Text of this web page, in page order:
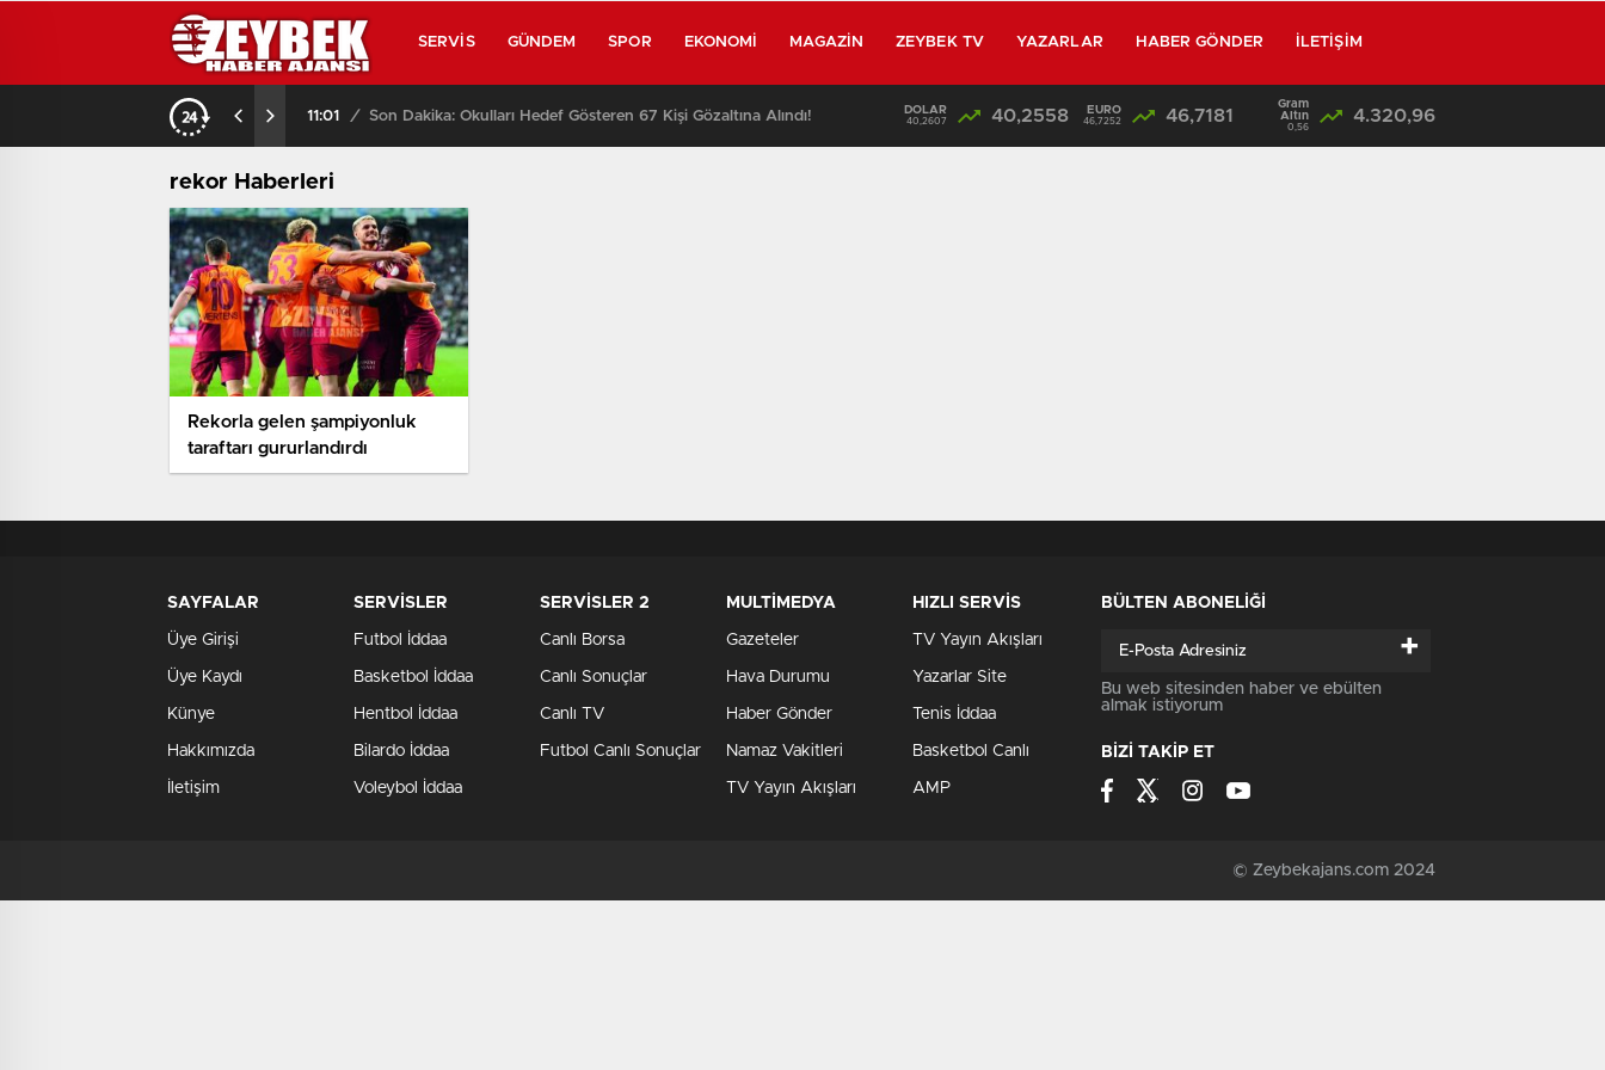
SERVIS GÜNDEM SPOR EKONOMI MAGAZIN ZEYBEK TV YAZARLAR HABER GÖNDER İLETIŞIM
11:01 / Son Dakika: Okulları Hedef Gösteren 67 Kişi Gözaltına Alındı! 13:25
DOLAR
40,2607 40,2558 EURO
46,7252 46,7181
Gram
Altın
0,56
4.320,96
rekor Haberleri
Rekorla gelen şampiyonluk
taraftarı gururlandırdı
SAYFALAR
Üye Girişi
Üye Kaydı
Künye
Hakkımızda
İletişim
SERVİSLER
Futbol İddaa
Basketbol İddaa
Hentbol İddaa
Bilardo İddaa
Voleybol İddaa
SERVİSLER 2
Canlı Borsa
Canlı Sonuçlar
Canlı TV
Futbol Canlı Sonuçlar
MULTİMEDYA
Gazeteler
Hava Durumu
Haber Gönder
Namaz Vakitleri
TV Yayın Akışları
HIZLI SERVİS
TV Yayın Akışları
Yazarlar Site
Tenis İddaa
Basketbol Canlı
AMP
BÜLTEN ABONELİĞİ
+
Bu web sitesinden haber ve ebülten
almak istiyorum
BİZİ TAKİP ET
© Zeybekajans.com 2024